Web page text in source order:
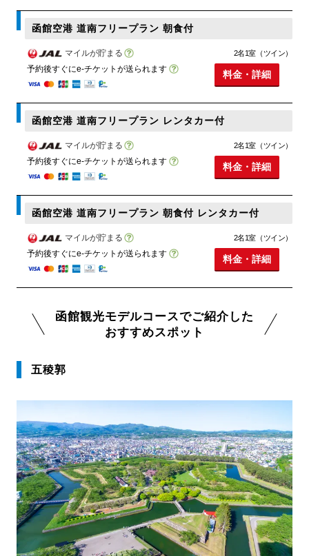
函館空港 道南フリープラン 朝食付
マイルが貯まる
予約後すぐにe-チケットが送られます
2名1室（ツイン）
料金・詳細
函館空港 道南フリープラン レンタカー付
マイルが貯まる
予約後すぐにe-チケットが送られます
2名1室（ツイン）
料金・詳細
函館空港 道南フリープラン 朝食付 レンタカー付
マイルが貯まる
予約後すぐにe-チケットが送られます
2名1室（ツイン）
料金・詳細
函館観光モデルコースでご紹介した
おすすめスポット
五稜郭